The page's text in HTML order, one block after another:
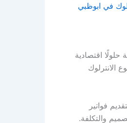
في ابوظبي
اقتصادية
الانترلوك
فواتير
والتكلفة.